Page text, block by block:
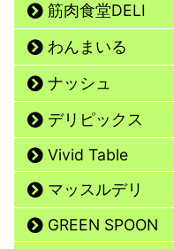
筋肉食堂DELI
わんまいる
ナッシュ
デリピックス
Vivid Table
マッスルデリ
GREEN SPOON